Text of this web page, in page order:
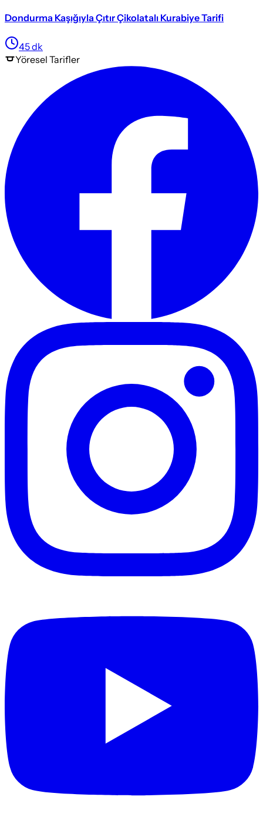
Dondurma Kaşığıyla Çıtır Çikolatalı Kurabiye Tarifi
45dk
Yöresel Tarifler